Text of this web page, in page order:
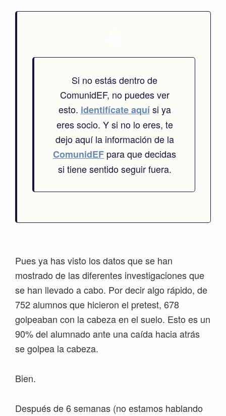
Si no estás dentro de
ComunidEF, no puedes ver
esto. identifícate aquísi ya
eres socio. Y si no lo eres, te
dejo aquí la información de la
ComunidEF para que decidas
si tiene sentido seguir fuera.
Pues ya has visto los datos que se han
mostrado de las diferentes investigaciones que
se han llevado a cabo. Por decir algo rápido, de
752 alumnos que hicieron el pretest, 678
golpeaban con la cabeza en el suelo. Esto es un
90% del alumnado ante una caída hacia atrás
se golpea la cabeza.
Bien.
Después de 6 semanas (no estamos hablando